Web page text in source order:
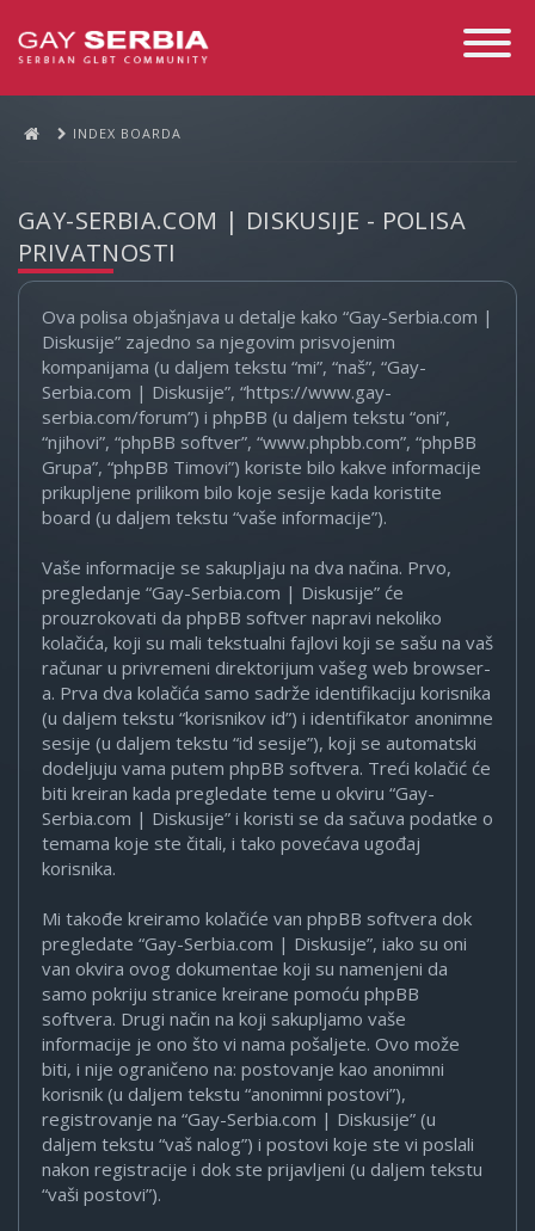
Toggle
INDEX BOARDA
GAY-SERBIA.COM | DISKUSIJE - POLISA
PRIVATNOSTI
Ova polisa objašnjava u detalje kako “Gay-Serbia.com |
Diskusije” zajedno sa njegovim prisvojenim
kompanijama (u daljem tekstu “mi”, “naš”, “Gay-
Serbia.com | Diskusije”, “https://www.gay-
serbia.com/forum”) i phpBB (u daljem tekstu “oni”,
“njihovi”, “phpBB softver”, “www.phpbb.com”, “phpBB
Grupa”, “phpBB Timovi”) koriste bilo kakve informacije
prikupljene prilikom bilo koje sesije kada koristite
board (u daljem tekstu “vaše informacije”).
Vaše informacije se sakupljaju na dva načina. Prvo,
pregledanje “Gay-Serbia.com | Diskusije” će
prouzrokovati da phpBB softver napravi nekoliko
kolačića, koji su mali tekstualni fajlovi koji se sašu na vaš
računar u privremeni direktorijum vašeg web browser-
a. Prva dva kolačića samo sadrže identifikaciju korisnika
(u daljem tekstu “korisnikov id”) i identifikator anonimne
sesije (u daljem tekstu “id sesije”), koji se automatski
dodeljuju vama putem phpBB softvera. Treći kolačić će
biti kreiran kada pregledate teme u okviru “Gay-
Serbia.com | Diskusije” i koristi se da sačuva podatke o
temama koje ste čitali, i tako povećava ugođaj
korisnika.
Mi takođe kreiramo kolačiće van phpBB softvera dok
pregledate “Gay-Serbia.com | Diskusije”, iako su oni
van okvira ovog dokumentae koji su namenjeni da
samo pokriju stranice kreirane pomoću phpBB
softvera. Drugi način na koji sakupljamo vaše
informacije je ono što vi nama pošaljete. Ovo može
biti, i nije ograničeno na: postovanje kao anonimni
korisnik (u daljem tekstu “anonimni postovi”),
registrovanje na “Gay-Serbia.com | Diskusije” (u
daljem tekstu “vaš nalog”) i postovi koje ste vi poslali
nakon registracije i dok ste prijavljeni (u daljem tekstu
“vaši postovi”).